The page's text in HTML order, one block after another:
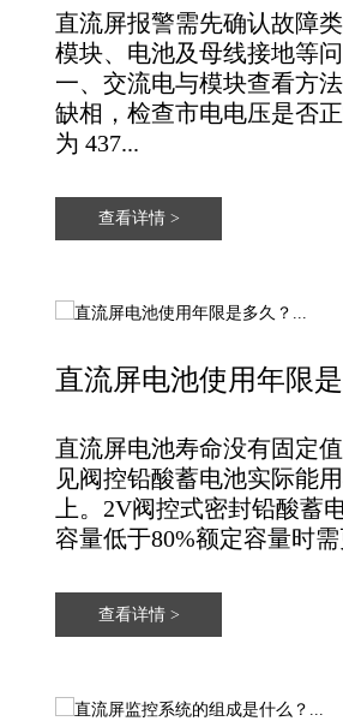
直流屏报警需先确认故障
模块、电池及母线接地等
一、交流电与模块查看方
缺相，检查市电电压是否
为 437...
查看详情 >
直流屏电池使用年限
直流屏电池寿命没有固定
见阀控铅酸蓄电池实际能
上‌。‌‌‌2V阀控式密封铅酸蓄
容量低于80%额定容量时
查看详情 >